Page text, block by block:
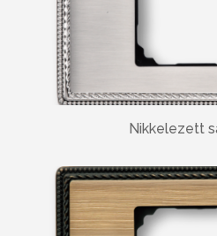
Nikkelezett